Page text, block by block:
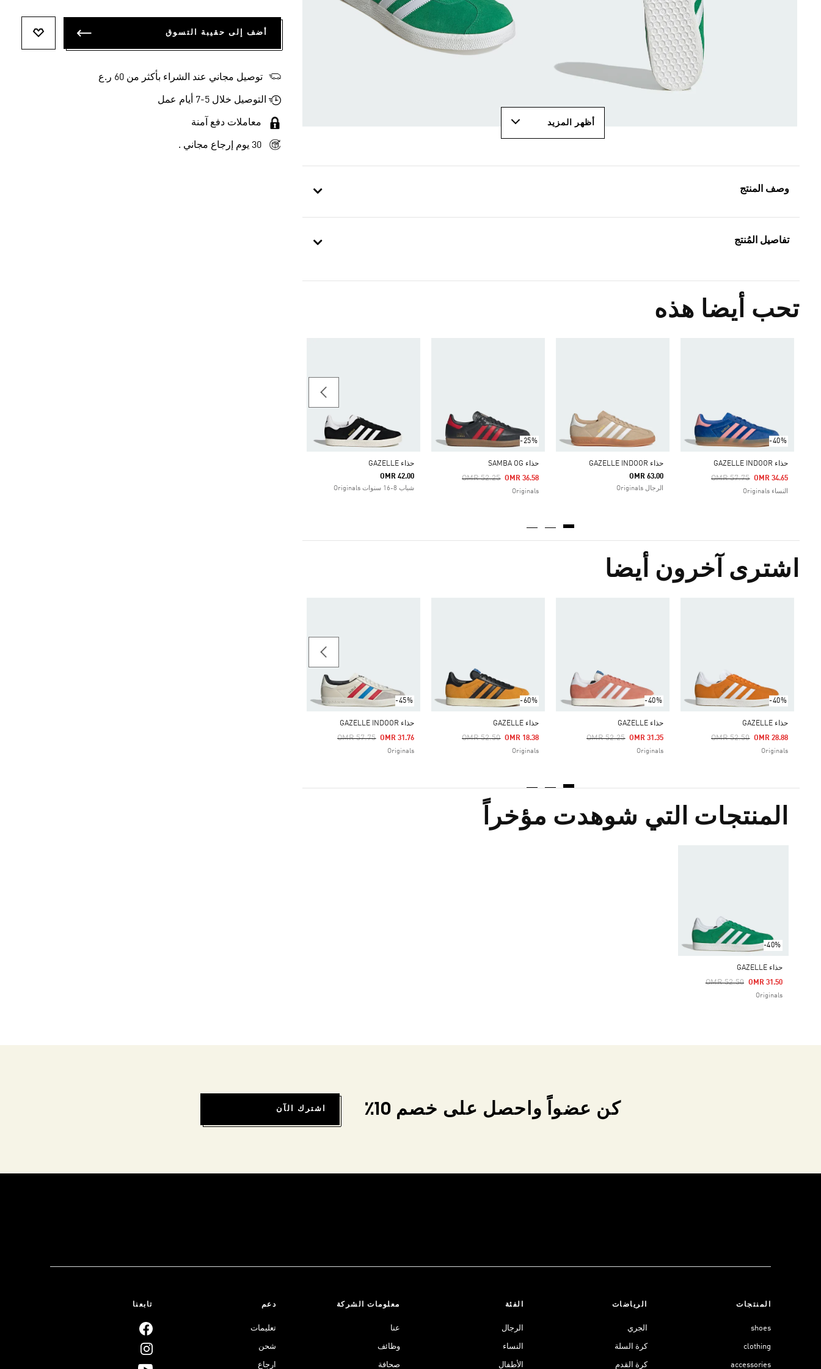
أظهر المزيد
وصف المنتج
تفاصيل المُنتج
تحب أيضا هذه
-40%
حذاء GAZELLE INDOOR
Price Reduced From
OMR 57.75
To OMR 34.65
النساء Originals
حذاء GAZELLE INDOOR
OMR 63.00
الرجال Originals
-25%
حذاء SAMBA OG
Price Reduced From
OMR 52.25
To OMR 36.58
Originals
حذاء GAZELLE
OMR 42.00
شباب 8-16 سنوات Originals
اشترى آخرون أيضا
-40%
حذاء GAZELLE
Price Reduced From
OMR 52.50
To OMR 28.88
Originals
-40%
حذاء GAZELLE
Price Reduced From
OMR 52.25
To OMR 31.35
Originals
-60%
حذاء GAZELLE
Price Reduced From
OMR 52.50
To OMR 18.38
Originals
-45%
حذاء GAZELLE INDOOR
Price Reduced From
OMR 57.75
To OMR 31.76
Originals
المنتجات التي شوهدت مؤخراً
-40%
حذاء GAZELLE
Price Reduced From
OMR 52.50
To OMR 31.50
Originals
أضف إلى حقيبة التسوق
توصيل مجاني عند الشراء بأكثر من 60 ر.ع
التوصيل خلال 5-7 أيام عمل
معاملات دفع آمنة
30 يوم إرجاع مجاني .
كن عضواً واحصل على خصم 10٪ اشترك الآن
المنتجات
shoes
clothing
accessories
الرياضات
الجري
كرة السلة
كرة القدم
الفئة
الرجال
النساء
الأطفال
معلومات الشركة
عنا
وظائف
صحافة
دعم
تعليمات
شحن
ارجاع
تابعنا